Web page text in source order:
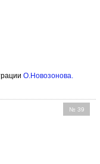
О.Новозонова.
№ 39